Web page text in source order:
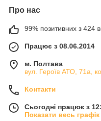
Про нас
99% позитивних з 424
Працює з 08.06.2014
м. Полтава
вул. Героїв АТО, 71а,
Контакти
Сьогодні працює з
Показати весь